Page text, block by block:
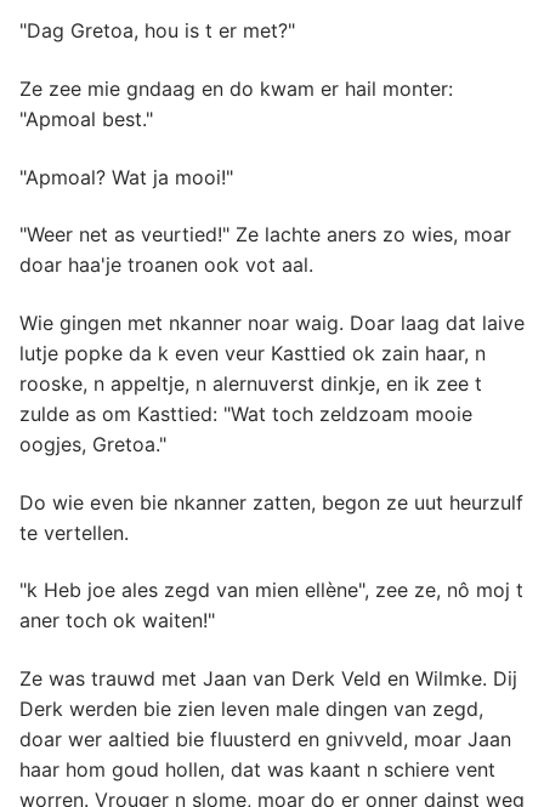
"Dag Gretoa, hou is t er met?"
Ze zee mie gndaag en do kwam er hail monter:
"Apmoal best."
"Apmoal? Wat ja mooi!"
"Weer net as veurtied!" Ze lachte aners zo wies, moar
doar haa'je troanen ook vot aal.
Wie gingen met nkanner noar waig. Doar laag dat laive
lutje popke da k even veur Kasttied ok zain haar, n
rooske, n appeltje, n alernuverst dinkje, en ik zee t
zulde as om Kasttied: "Wat toch zeldzoam mooie
oogjes, Gretoa."
Do wie even bie nkanner zatten, begon ze uut heurzulf
te vertellen.
"k Heb joe ales zegd van mien ellène", zee ze, nô moj t
aner toch ok waiten!"
Ze was trauwd met Jaan van Derk Veld en Wilmke. Dij
Derk werden bie zien leven male dingen van zegd,
doar wer aaltied bie fluusterd en gnivveld, moar Jaan
haar hom goud hollen, dat was kaant n schiere vent
worren. Vrouger n slome, moar do er onner dainst weg